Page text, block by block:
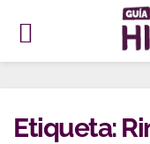
contenido
Etiqueta: